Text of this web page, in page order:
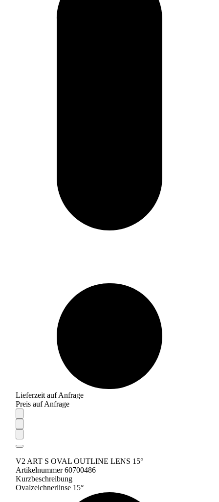
Lieferzeit auf Anfrage
Preis auf Anfrage
V2 ART S OVAL OUTLINE LENS 15°
Artikelnummer 60700486
Kurzbeschreibung
Ovalzeichnerlinse 15°